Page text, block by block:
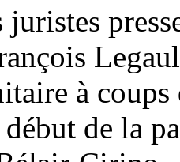
juristes
à
de la